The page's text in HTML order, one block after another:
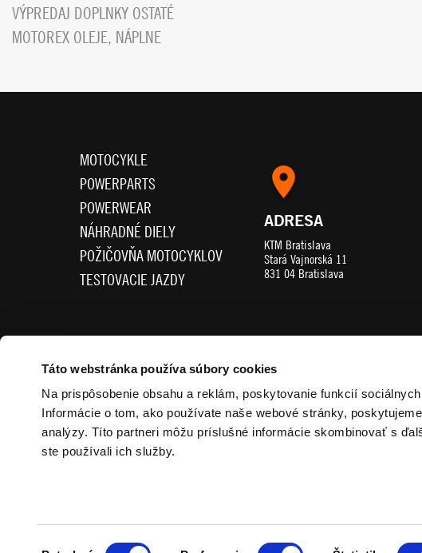
Táto webstránka používa súbory cookies
Na prispôsobenie obsahu a reklám, poskytovanie funkcií
Informácie o tom, ako používate naše webové stránky,
analýzy. Títo partneri môžu príslušné informácie skombinovať s
ste používali ich služby.
VÝPREDAJ DOPLNKY OSTATÉ
MOTOREX OLEJE, NÁPLNE
MOTOCYKLE
POWERPARTS
POWERWEAR
NÁHRADNÉ DIELY
POŽIČOVŇA MOTOCYKLOV
TESTOVACIE JAZDY
ADRESA
KTM Bratislava
Stará Vajnorská 11
831 04 Bratislava